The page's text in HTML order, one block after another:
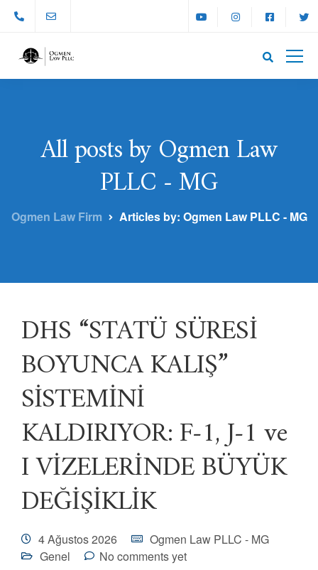
All posts by Ogmen Law
PLLC - MG
Ogmen Law Firm Articles by: Ogmen Law PLLC - MG
DHS “STATÜ SÜRESİ
BOYUNCA KALIŞ”
SİSTEMİNİ
KALDIRIYOR: F-1, J-1 ve
I VİZELERİNDE BÜYÜK
DEĞİŞİKLİK
4 Ağustos 2026
Ogmen Law PLLC - MG
Genel
No comments yet